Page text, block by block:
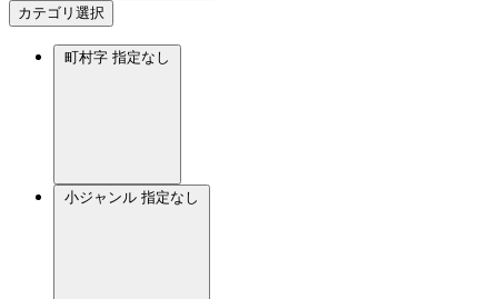
カテゴリ選択
町村字 指定なし
小ジャンル 指定なし